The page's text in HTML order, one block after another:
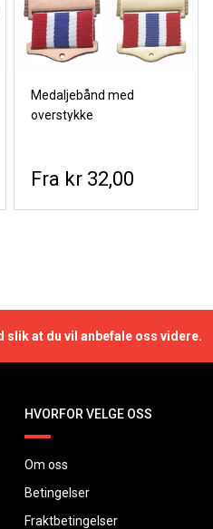
Medaljebånd med
overstykke
kr 32,00
at du vil anbefale oss videre.
HVORFOR VELGE OSS
Om oss
Betingelser
Fraktbetingelser